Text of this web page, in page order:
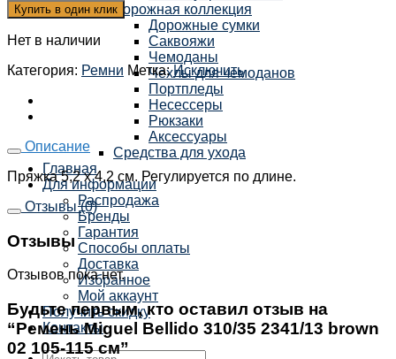
Дорожная коллекция
Дорожные сумки
Саквояжи
Чемоданы
Чехлы для чемоданов
Портпледы
Несессеры
Рюкзаки
Аксессуары
Средства для ухода
Главная
Для информации
Распродажа
Бренды
Гарантия
Способы оплаты
Доставка
Избранное
Мой аккаунт
Получить скидку
Контакты
Купить в один клик
Нет в наличии
Категория: Ремни Метка:Исключить
Описание
Пряжка 5,2 х 4,2 см. Регулируется по длине.
Отзывы (0)
Отзывы
Отзывов пока нет.
Будьте первым, кто оставил отзыв на
“Ремень Miguel Bellido 310/35 2341/13 brown
02 105-115 см”